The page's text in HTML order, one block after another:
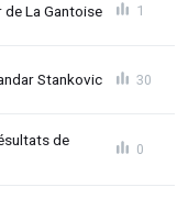
de La Gantoise 1
Stankovic 30
de
0